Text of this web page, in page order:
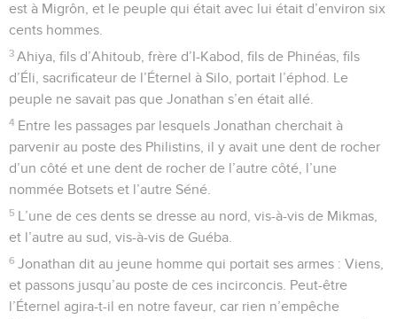
est à Migrôn, et le peuple qui était avec lui était d’environ six
cents hommes.
3 Ahiya, fils d’Ahitoub, frère d’I-Kabod, fils de Phinéas, fils
d’Éli, sacrificateur de l’Éternel à Silo, portait l’éphod. Le
peuple ne savait pas que Jonathan s’en était allé.
4 Entre les passages par lesquels Jonathan cherchait à
parvenir au poste des Philistins, il y avait une dent de rocher
d’un côté et une dent de rocher de l’autre côté, l’une
nommée Botsets et l’autre Séné.
5 L’une de ces dents se dresse au nord, vis-à-vis de Mikmas,
et l’autre au sud, vis-à-vis de Guéba.
6 Jonathan dit au jeune homme qui portait ses armes : Viens,
et passons jusqu’au poste de ces incirconcis. Peut-être
l’Éternel agira-t-il en notre faveur, car rien n’empêche